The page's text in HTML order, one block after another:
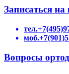
Записаться
Вопросы